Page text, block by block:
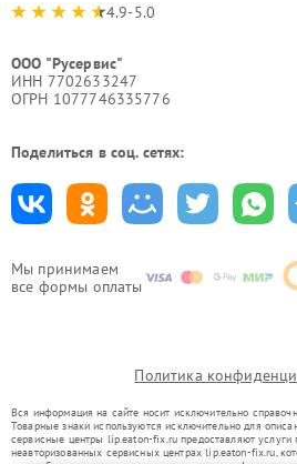
Мы принимаем
все формы оплаты
4.9-5.0
ООО "Русервис"
ИНН 7702633247
ОГРН 1077746335776
Поделиться в соц. сетях:
Политика
Вся информация на сайте носит исключительно
Товарные знаки используются исключительно для
сервисные центры lip.eaton-fix.ru предоставляют услуги
неавторизованных сервисных центрах lip.eaton-fix.ru,